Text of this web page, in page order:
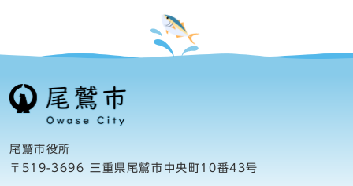
尾鷲市役所
〒519-3696 三重県尾鷲市中央町10番43号